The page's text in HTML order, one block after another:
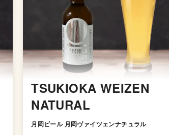
TSUKIOKA WEIZEN
NATURAL
月岡ビール 月岡ヴァイツェンナチュラル